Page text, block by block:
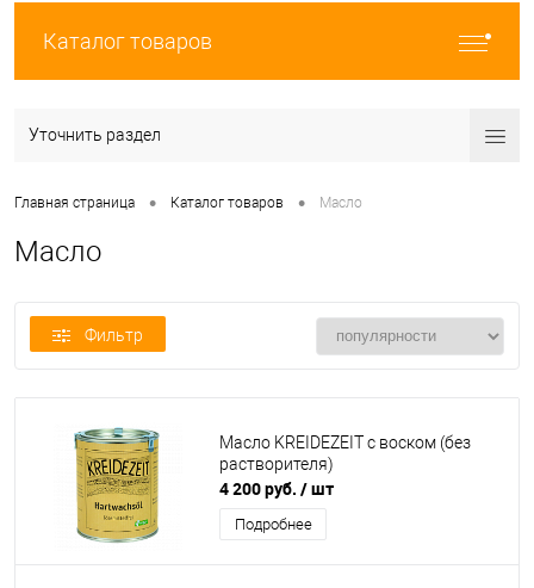
Каталог товаров
Уточнить раздел
Главная страница • Каталог товаров • Масло
Масло
Фильтр
Масло KREIDEZEIT с воском (без
растворителя)
4 200 руб. / шт
Подробнее